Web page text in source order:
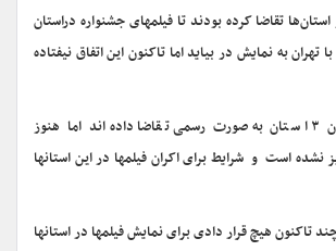
تقاضا کرده بودند تا فیلمهای جشنواره دراستان
تهران به نمایش در بیاید اما تاکنون این اتفاق نیفتاده
وی ادامه داد: تاکنون ۳ استان به‌صورت رسمی تقاضا داده‌اند اما هنوز
نشده است و شرایط برای اکران فیلمها در این استانها
تاکنون هیچ قرار دادی برای نمایش فیلمها در استانها